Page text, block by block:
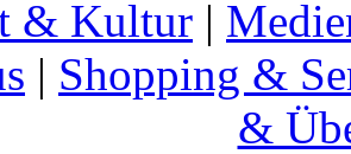
& Kultur |
| Shopping &
&